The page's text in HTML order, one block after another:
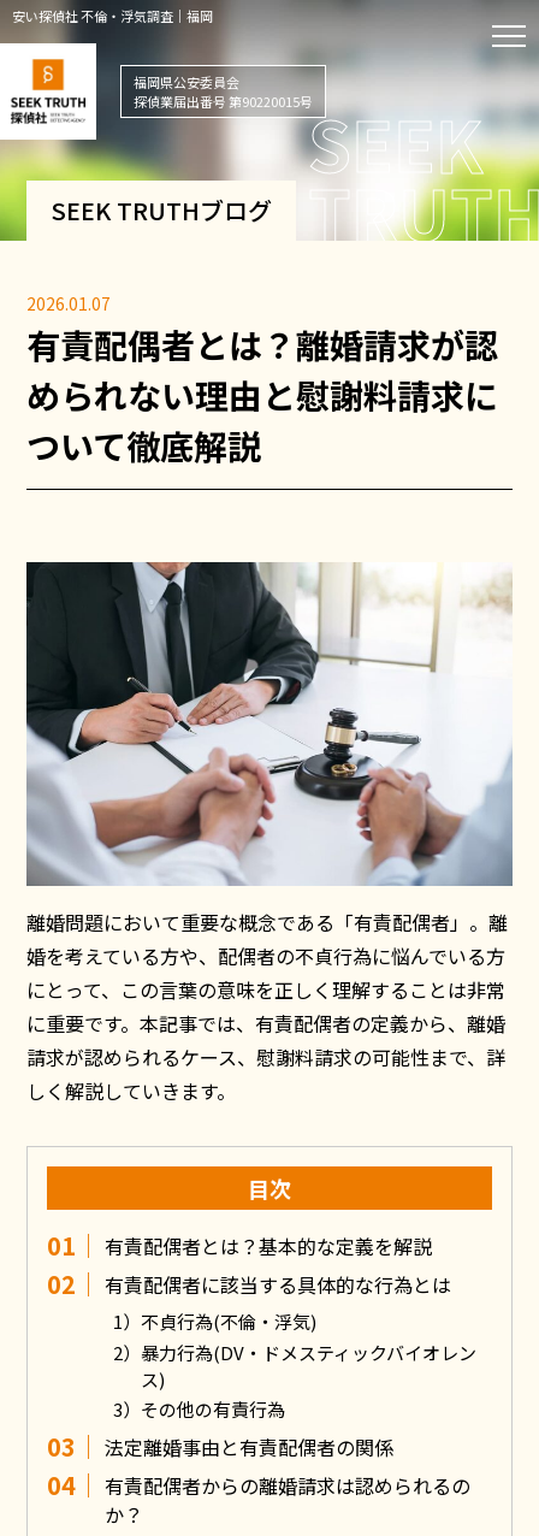
安い探偵社 不倫・浮気調査｜福岡
福岡県公安委員会
探偵業届出番号 第90220015号
SEEK TRUTHブログ
2026.01.07
有責配偶者とは？離婚請求が認
められない理由と慰謝料請求に
ついて徹底解説
離婚問題において重要な概念である「有責配偶者」。離
婚を考えている方や、配偶者の不貞行為に悩んでいる方
にとって、この言葉の意味を正しく理解することは非常
に重要です。本記事では、有責配偶者の定義から、離婚
請求が認められるケース、慰謝料請求の可能性まで、詳
しく解説していきます。
目次
有責配偶者とは？基本的な定義を解説
有責配偶者に該当する具体的な行為とは
不貞行為(不倫・浮気)
暴力行為(DV・ドメスティックバイオレン
ス)
その他の有責行為
法定離婚事由と有責配偶者の関係
有責配偶者からの離婚請求は認められるの
か？